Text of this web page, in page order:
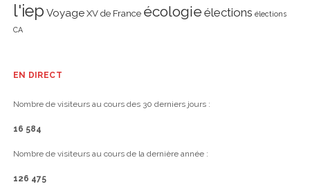
l'iep Voyage XV de France écologie élections élections
CA
EN DIRECT
Nombre de visiteurs au cours des 30 derniers jours :
16 584
Nombre de visiteurs au cours de la dernière année :
126 475